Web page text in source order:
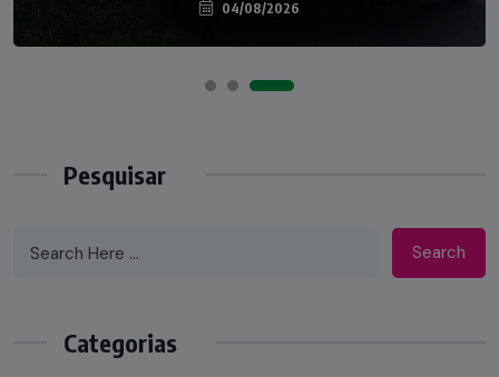
04/08/2026
07/08/2026
Pesquisar
Search
Categorias